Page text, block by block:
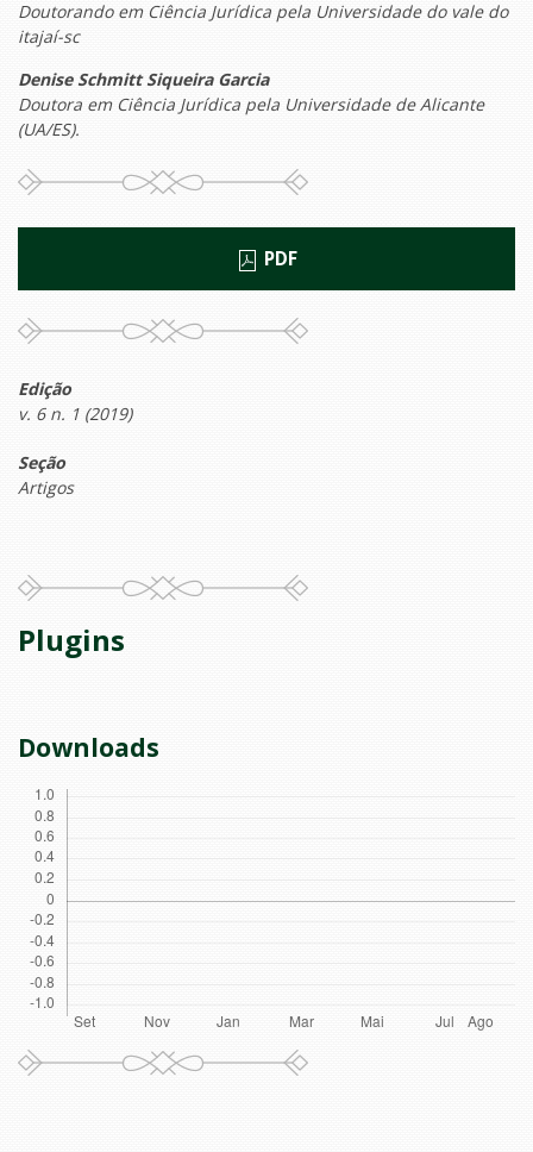
Doutorando em Ciência Jurídica pela Universidade do vale do
itajaí-sc
Denise Schmitt Siqueira Garcia
Doutora em Ciência Jurídica pela Universidade de Alicante
(UA/ES).
PDF
Edição
v. 6 n. 1 (2019)
Seção
Artigos
Plugins
Downloads